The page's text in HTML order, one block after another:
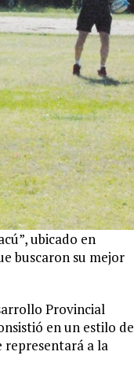
ubicado en
buscaron su mejor
Provincial
en un estilo de
a la